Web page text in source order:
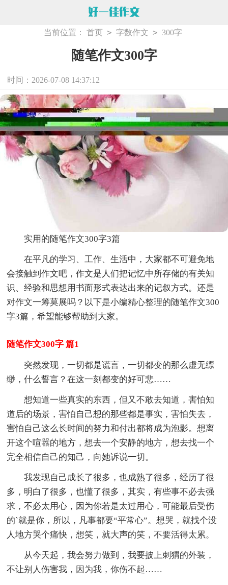
当前位置： 首页 > 字数作文 > 300字
随笔作文300字
时间：2026-07-08 14:37:12
实用的随笔作文300字3篇
在平凡的学习、工作、生活中，大家都不可避免地
会接触到作文吧，作文是人们把记忆中所存储的有关知
识、经验和思想用书面形式表达出来的记叙方式。还是
对作文一筹莫展吗？以下是小编精心整理的随笔作文300
字3篇，希望能够帮助到大家。
随笔作文300字 篇1
突然发现，一切都是谎言，一切都变的那么虚无缥
缈，什么誓言？在这一刻都变的好可悲……
想知道一些真实的东西，但又不敢去知道，害怕知
道后的场景，害怕自己想的那些都是事实，害怕失去，
害怕自己这么长时间的努力和付出都将成为泡影。想离
开这个喧嚣的地方，想去一个安静的地方，想去找一个
完全相信自己的知己，向她诉说一切。
我发现自己成长了很多，也成熟了很多，经历了很
多，明白了很多，也懂了很多，其实，有些事不必去强
求，不必太用心，因为你若是太过用心，可能最后受伤
的`就是你，所以，凡事都要“平常心”。想哭，就找个没
人地方哭个痛快，想笑，就大声的笑，不要活得太累。
从今天起，我会努力做到，我要披上刺猬的外装，
不让别人伤害我，因为我，你伤不起……